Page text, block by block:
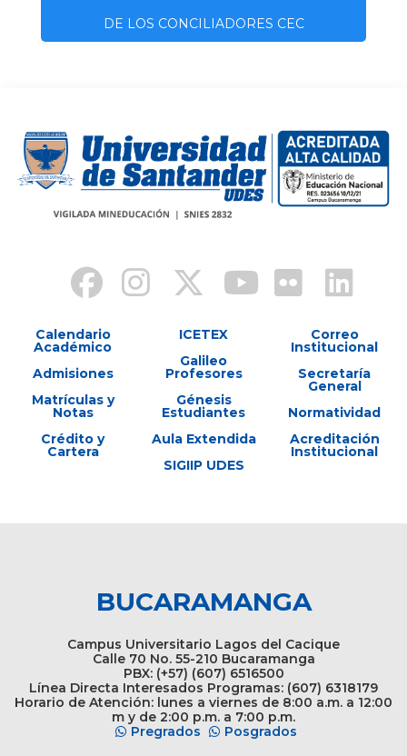
DE LOS CONCILIADORES CEC
Calendario
Académico
Admisiones
Matrículas y
Notas
Crédito y
Cartera
ICETEX
Galileo
Profesores
Génesis
Estudiantes
Aula Extendida
SIGIIP UDES
Correo
Institucional
Secretaría
General
Normatividad
Acreditación
Institucional
BUCARAMANGA
Campus Universitario Lagos del Cacique
Calle 70 No. 55-210 Bucaramanga
PBX: (+57) (607) 6516500
Línea Directa Interesados Programas: (607) 6318179
Horario de Atención: lunes a viernes de 8:00 a.m. a 12:00
m y de 2:00 p.m. a 7:00 p.m.
Pregrados
Posgrados